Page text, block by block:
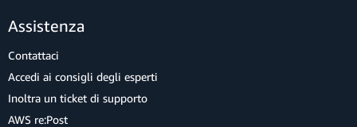
Assistenza
Contattaci
Accedi ai consigli degli esperti
Inoltra un ticket di supporto
AWS re:Post